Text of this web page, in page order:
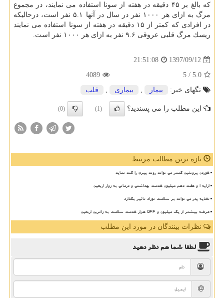
كه بالغ بر ۴۵ دقیقه در هفته از سونا استفاده می نمایند، در مجموع
مرگ به ازای هر ۱۰۰۰ نفر در سال در آنها ۵.۱ نفر است، درحالیكه
در افرادی كه كمتر از ۱۵ دقیقه در هفته از سونا استفاده می نمایند
ریسك مرگ قلبی عروقی ۹.۶ نفر به ازای هر ۱۰۰۰ نفر است.
1397/09/12
21:51:08
5.0
/ 5
4089
تگهای خبر:
بیمار , بیماری , قلب
این مطلب را می پسندید؟ (1)
(0)
تازه ترین مطالب مرتبط
خوردن پروتئین کمتر می تواند روند پیری را کند نماید
ارایه ۱ و هفت دهم میلیون خدمت بهداشتی و درمانی به زوار اربعین
تغذیه پدر می تواند بر سلامت نوزاد تاثیر بگذارد
عرضه بیشتر از یک میلیون و ۵۴۴ هزار خدمت سلامت به زائرین اربعین
نظرات بینندگان در مورد این مطلب
لطفا شما همنظر دهید